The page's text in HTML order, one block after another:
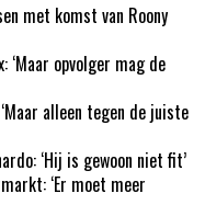
met komst van Roony
opvolger mag de
alleen tegen de juiste
‘Hij is gewoon niet fit’
‘Er moet meer